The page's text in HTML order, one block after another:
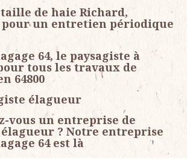
taille de haie Richard,
pour un entretien périodique
64, le paysagiste à
tous les travaux de
64800
élagueur
vous un entreprise de
? Notre entreprise
64 est là